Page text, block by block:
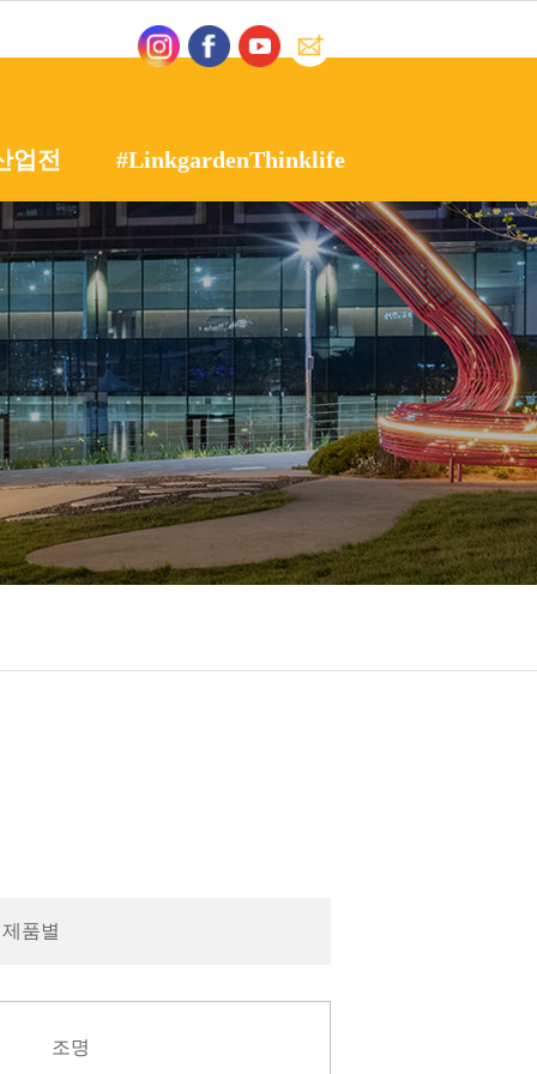
업전
정원산업전
품전
설물전
원산업전
원여지도
#LinkgardenThinklife
갤러리
영상자료실
제품별
조명